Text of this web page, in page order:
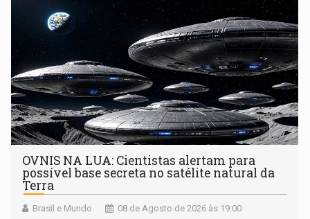
OVNIS NA LUA: Cientistas alertam para
possível base secreta no satélite natural da
Terra
Brasil e Mundo 08 de Agosto de 2026 às 19:00